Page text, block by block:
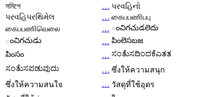
সমিপে
… પરવહિનો
પરવહિપરથિમેલ
… கைபபணிபபு
கைபபணிவெலை
… ంచిగచుడలెదు
ంచిగచుడు
… పింలెసబజ
పింసం
… ಸಂತೆುಸದಿಂದಕೆಎತತ
ಸಂತೆುಸಪಡುವುದು
… ซึ่งให้ความสนุก
ซึ่งให้ความสนใจ
… วัสดุที่ใช้อุดร